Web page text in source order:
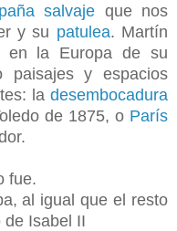
salvaje que nos
y su patulea. Martín
en la Europa de su
paisajes y espacios
la desembocadura
de 1875, o París
fue.
al igual que el resto
de Isabel II